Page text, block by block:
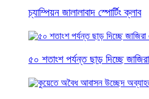
চ্যাম্পিয়ন জালালাবাদ স্পোর্টিং ক্লাব
৫০ শতাংশ পর্যন্ত ছাড় দিচ্ছে